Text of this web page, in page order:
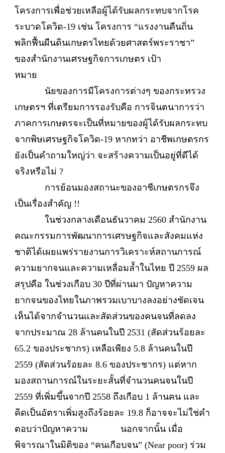
โครงการเพื่อช่วยเหลือผู้ได้รับผลกระทบจากโรค
ระบาดโควิด-19 เช่น โครงการ “แรงงานคืนถิ่น
พลิกฟื้นผืนดินเกษตรไทยด้วยศาสตร์พระราชา”
ของสำนักงานเศรษฐกิจการเกษตร เป้า
หมาย
นัยของการมีโครงการต่างๆ ของกระทรวง
เกษตรฯ ที่เตรียมการรองรับคือ การจินตนาการว่า
ภาคการเกษตรจะเป็นที่หมายของผู้ได้รับผลกระทบ
จากพิษเศรษฐกิจโควิด-19 หากทว่า อาชีพเกษตรกร
ยังเป็นคำถามใหญ่ว่า จะสร้างความเป็นอยู่ที่ดีได้
จริงหรือไม่ ?
การย้อนมองสถานะของอาชีเกษตรกรจึง
เป็นเรื่องสำคัญ !!
ในช่วงกลางเดือนธันวาคม 2560 สำนักงาน
คณะกรรมการพัฒนาการเศรษฐกิจและสังคมแห่ง
ชาติได้เผยแพร่รายงานการวิเคราะห์สถานการณ์
ความยากจนและความเหลื่อมล้ำในไทย ปี 2559 ผล
สรุปคือ ในช่วงเกือบ 30 ปีที่ผ่านมา ปัญหาความ
ยากจนของไทยในภาพรวมเบาบางลงอย่างชัดเจน
เห็นได้จากจำนวนและสัดส่วนของคนจนที่ลดลง
จากประมาณ 28 ล้านคนในปี 2531 (สัดส่วนร้อยละ
65.2 ของประชากร) เหลือเพียง 5.8 ล้านคนในปี
2559 (สัดส่วนร้อยละ 8.6 ของประชากร) แต่หาก
มองสถานการณ์ในระยะสั้นที่จำนวนคนจนในปี
2559 ที่เพิ่มขึ้นจากปี 2558 ถึงเกือบ 1 ล้านคน และ
คิดเป็นอัตราเพิ่มสูงถึงร้อยละ 19.8 ก็อาจจะไม่ใช่คำ
ตอบว่าปัญหาความ นอกจากนั้น เมื่อ
พิจารณาในมิติของ “คนเกือบจน” (Near poor) ร่วม